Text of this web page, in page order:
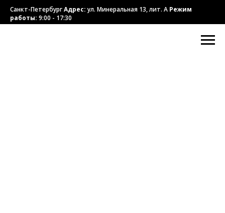
Санкт-ПетербургАдрес:ул. Минеральная 13, лит. А Режим
работы: 9:00 - 17:30